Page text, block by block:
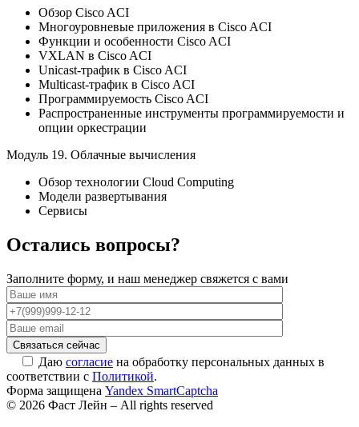
Обзор Cisco ACI
Многоуровневые приложения в Cisco ACI
Функции и особенности Сisco ACI
VXLAN в Cisco ACI
Unicast-трафик в Cisco ACI
Multicast-трафик в Cisco ACI
Программируемость Cisco ACI
Распространенные инструменты программируемости и
опции оркестрации
Модуль 19. Облачные вычисления
Обзор технологии Cloud Computing
Модели развертывания
Сервисы
Остались вопросы?
Заполните форму, и наш менеджер свяжется с вами
Даю согласие на обработку персональных данных в
соответствии с Политикой.
Форма защищена Yandex SmartCaptcha
© 2026 Фаст Лейн – All rights reserved